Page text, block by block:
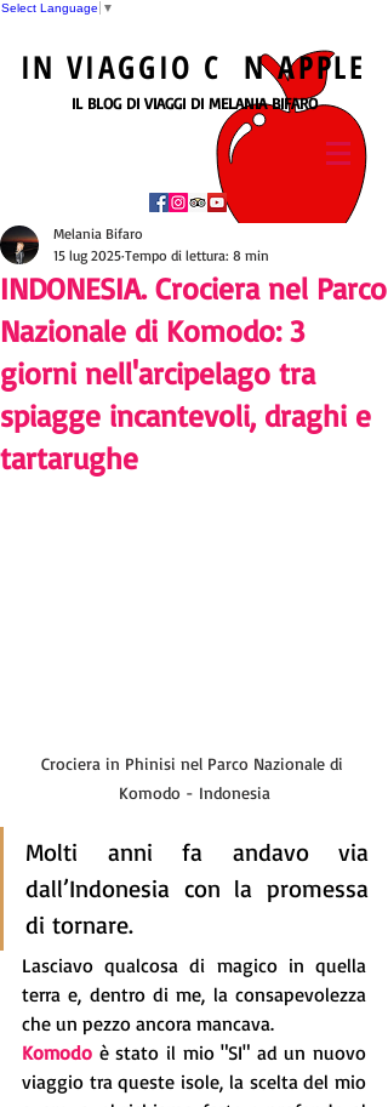
Select Language ▼
IN VIAGGIO C NAPPLE
IL BLOG DI VIAGGI DI MELANIA BIFARO
INDONESIA. Crociera nel Parco
Nazionale di Komodo: 3
giorni nell'arcipelago tra
spiagge incantevoli, draghi e
tartarughe
Melania Bifaro
15 lug 2025 Tempo di lettura: 8 min
Crociera in Phinisi nel Parco Nazionale di
Komodo - Indonesia
Molti anni fa andavo via
dall’Indonesia con la promessa
di tornare.
Lasciavo qualcosa di magico in quella
terra e, dentro di me, la consapevolezza
che un pezzo ancora mancava.
Komodo è stato il mio "SI" ad un nuovo
viaggio tra queste isole, la scelta del mio